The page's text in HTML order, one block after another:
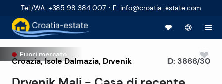
Tel./WA: +385 98 384 007 · E: info@croatia-estate.com
Fuori mercato
Croazia,Isole Dalmazia, Drvenik ID: 3866/30